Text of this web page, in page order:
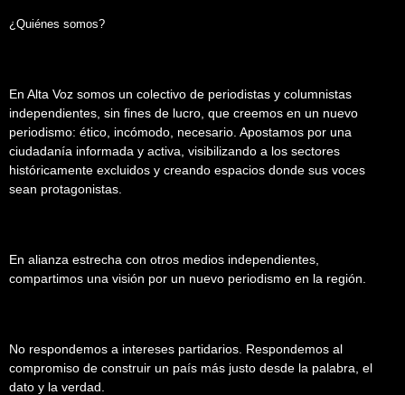
¿Quiénes somos?
En Alta Voz somos un colectivo de periodistas y columnistas
independientes, sin fines de lucro, que creemos en un nuevo
periodismo: ético, incómodo, necesario. Apostamos por una
ciudadanía informada y activa, visibilizando a los sectores
históricamente excluidos y creando espacios donde sus voces
sean protagonistas.
En alianza estrecha con otros medios independientes,
compartimos una visión por un nuevo periodismo en la región.
No respondemos a intereses partidarios. Respondemos al
compromiso de construir un país más justo desde la palabra, el
dato y la verdad.